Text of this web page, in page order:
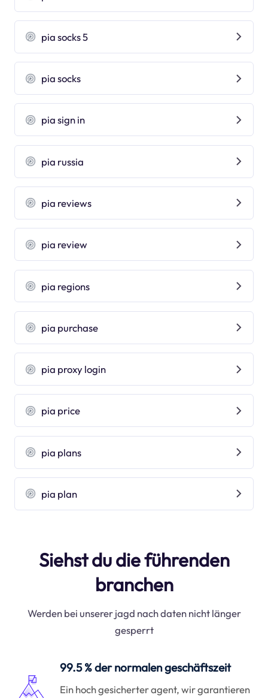
pia socks 5
pia socks
pia sign in
pia russia
pia reviews
pia review
pia regions
pia purchase
pia proxy login
pia price
pia plans
pia plan
Siehst du die führenden
branchen
Werden bei unserer jagd nach daten nicht länger
gesperrt
99.5 % der normalen geschäftszeit
Ein hoch gesicherter agent, wir garantieren